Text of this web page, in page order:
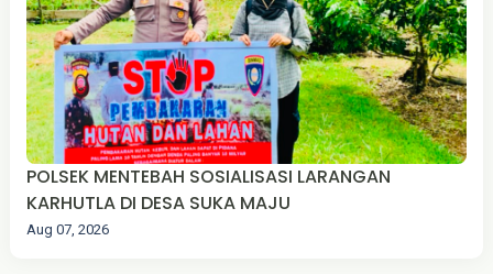
‎POLSEK MENTEBAH SOSIALISASI LARANGAN
KARHUTLA DI DESA SUKA MAJU
Aug 07, 2026